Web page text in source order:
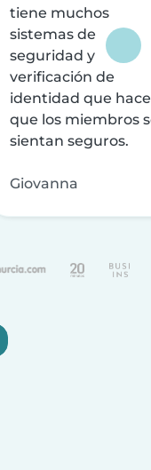
tiene muchos
sistemas de
seguridad y
verificación de
identidad que
que los miembros
sientan seguros.
Giovanna